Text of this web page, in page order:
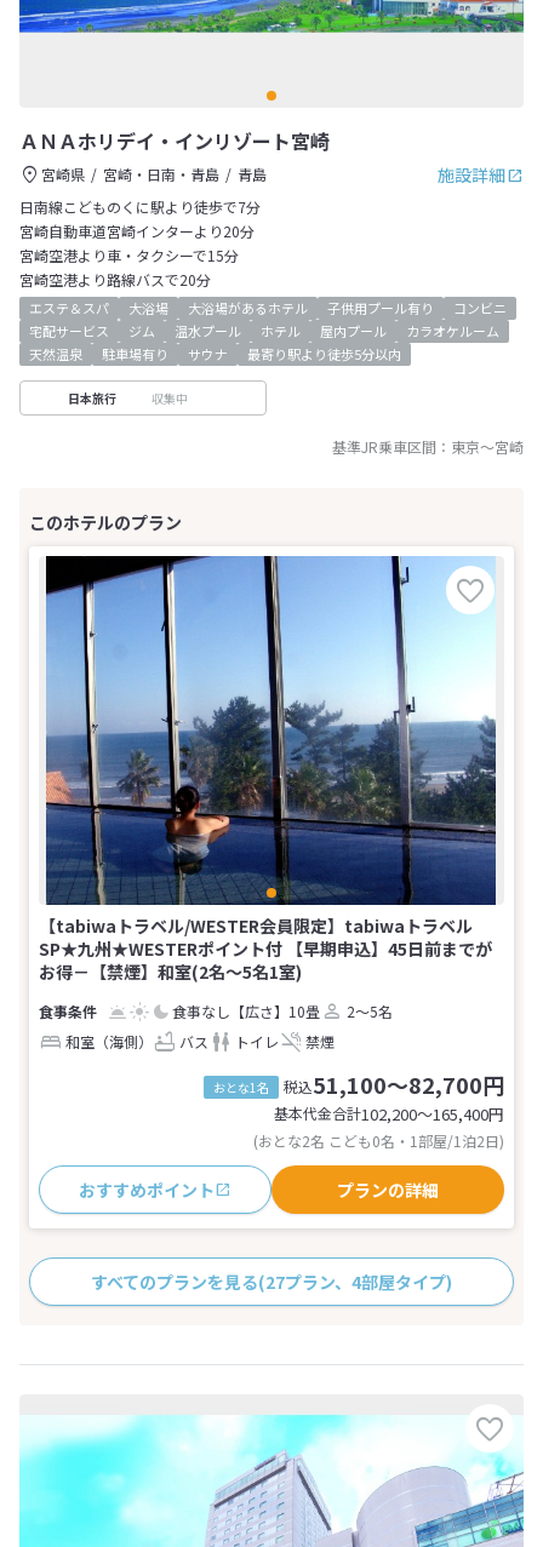
ＡＮＡホリデイ・インリゾート宮崎
施設詳細
宮崎県 宮崎・日南・青島
青島
日南線こどものくに駅より徒歩で7分
宮崎自動車道宮崎インターより20分
宮崎空港より車・タクシーで15分
宮崎空港より路線バスで20分
エステ＆スパ 大浴場 大浴場があるホテル 子供用プール有り
コンビニ
宅配サービス
ジム 温水プール ホテル 屋内プール
カラオケルーム
天然温泉
駐車場有り サウナ 最寄り駅より徒歩5分以内
日本旅行 収集中
基準JR乗車区間： 東京～宮崎
【tabiwaトラベル/WESTER会員限定】tabiwaトラベル
SP★九州★WESTERポイント付 【早期申込】45日前までが
お得－【禁煙】和室(2名～5名1室)
食事なし 【広さ】10畳
2～5名
和室（海側）
バス トイレ 禁煙
おとな1名 税込51,100～82,700円
基本代金合計102,200〜165,400円
(おとな2名 こども0名・1部屋/1泊2日)
おすすめポイント プランの詳細
すべてのプランを見る(27プラン、4部屋タイプ)